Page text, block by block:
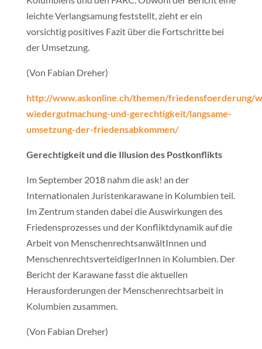
leichte Verlangsamung feststellt, zieht er ein
vorsichtig positives Fazit über die Fortschritte bei
der Umsetzung.
(Von Fabian Dreher)
http://www.askonline.ch/themen/friedensfoerderung/
wiedergutmachung-und-gerechtigkeit/langsame-
umsetzung-der-friedensabkommen/
Gerechtigkeit und die Illusion des Postkonflikts
Im September 2018 nahm die ask! an der
Internationalen Juristenkarawane in Kolumbien teil.
Im Zentrum standen dabei die Auswirkungen des
Friedensprozesses und der Konfliktdynamik auf die
Arbeit von MenschenrechtsanwältInnen und
MenschenrechtsverteidigerInnen in Kolumbien. Der
Bericht der Karawane fasst die aktuellen
Herausforderungen der Menschenrechtsarbeit in
Kolumbien zusammen.
(Von Fabian Dreher)